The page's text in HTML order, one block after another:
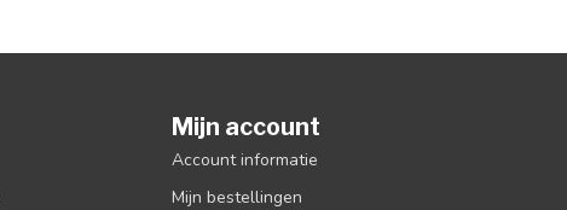
Mijn account
Account informatie
Mijn bestellingen